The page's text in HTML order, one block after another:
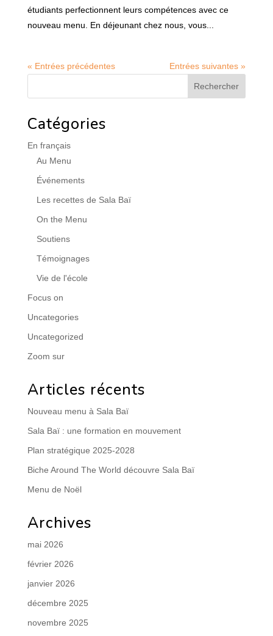
étudiants perfectionnent leurs compétences avec ce
nouveau menu. En déjeunant chez nous, vous...
« Entrées précédentes Entrées suivantes »
Catégories
En français
Au Menu
Événements
Les recettes de Sala Baï
On the Menu
Soutiens
Témoignages
Vie de l'école
Focus on
Uncategories
Uncategorized
Zoom sur
Articles récents
Nouveau menu à Sala Baï
Sala Baï : une formation en mouvement
Plan stratégique 2025-2028
Biche Around The World découvre Sala Baï
Menu de Noël
Archives
mai 2026
février 2026
janvier 2026
décembre 2025
novembre 2025